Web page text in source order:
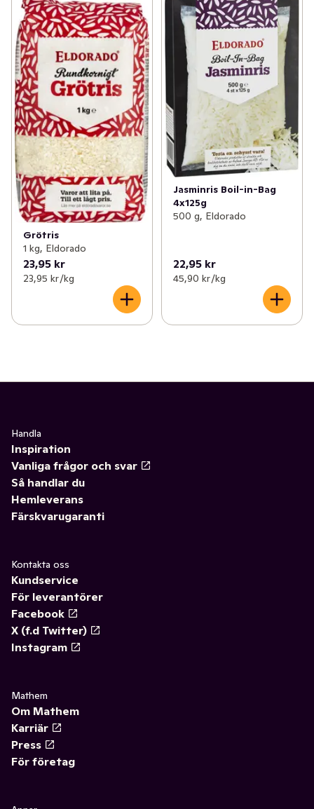
Grötris
1 kg, Eldorado
23,95 kr
23,95 kr /kg
Jasminris Boil-in-Bag
4x125g
500 g, Eldorado
22,95 kr
45,90 kr /kg
Handla
Inspiration
Vanliga frågor och svar
Så handlar du
Hemleverans
Färskvarugaranti
Kontakta oss
Kundservice
För leverantörer
Facebook
X (f.d Twitter)
Instagram
Mathem
Om Mathem
Karriär
Press
För företag